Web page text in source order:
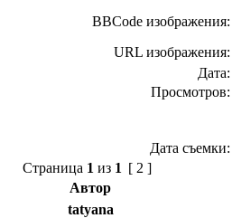
BBCode изображения:
URL изображения:
Дата:
Просмотров:
Дата съемки:
Страница 1 из 1 [ 2 ]
Автор
tatyana